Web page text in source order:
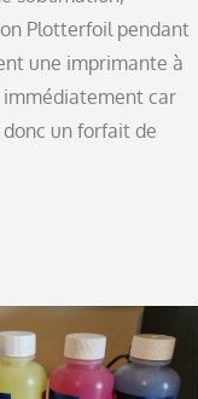
Plotterfoil pendant
une imprimante à
immédiatement car
un forfait de